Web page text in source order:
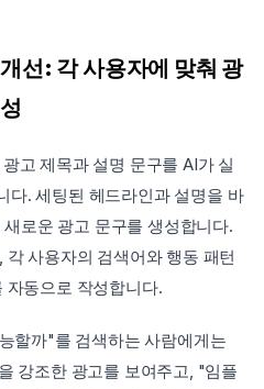
선: 각 사용자에 맞춰 광
고 제목과 설명 문구를 AI가 실
다. 세팅된 헤드라인과 설명을 바
로운 광고 문구를 생성합니다.
사용자의 검색어와 행동 패턴
자동으로 작성합니다.
할까"를 검색하는 사람에게는
강조한 광고를 보여주고, "임플